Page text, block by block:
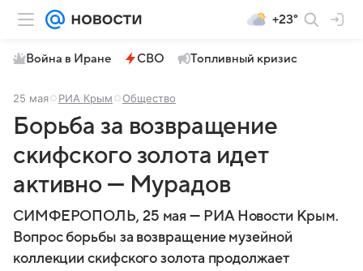
+23°
Война в Иране СВО Топливный кризис
25 мая РИА Крым Общество
Борьба за возвращение
скифского золота идет
активно — Мурадов
СИМФЕРОПОЛЬ, 25 мая — РИА Новости Крым.
Вопрос борьбы за возвращение музейной
коллекции скифского золота продолжает